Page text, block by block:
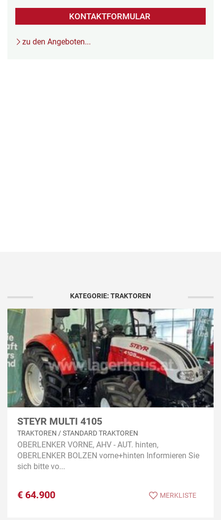
KONTAKTFORMULAR
zu den Angeboten...
KATEGORIE: TRAKTOREN
STEYR MULTI 4105
TRAKTOREN / STANDARD TRAKTOREN
OBERLENKER VORNE, AHV - AUT. hinten,
OBERLENKER BOLZEN vorne+hinten Informieren Sie
sich bitte vo...
€ 64.900 MERKLISTE